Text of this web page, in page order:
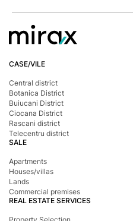
CASE/VILE
Central district
Botanica District
Buiucani District
Ciocana District
Rascani district
Telecentru district
SALE
Apartments
Houses/villas
Lands
Commercial premises
REAL ESTATE SERVICES